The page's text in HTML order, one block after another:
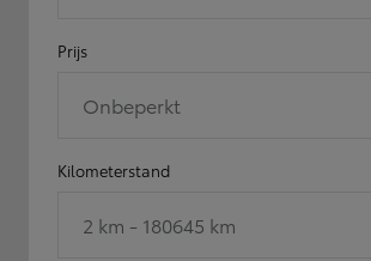
Prijs
Onbeperkt
Kilometerstand
2 km - 180645 km